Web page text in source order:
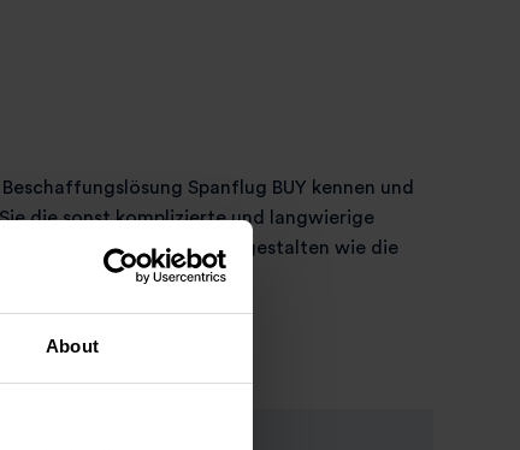
About
Spanflug BUY kennen und
die sonst komplizierte und langwierige
so einfach gestalten wie die